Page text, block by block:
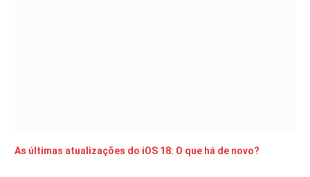
As últimas atualizações do iOS 18: O que há de novo?